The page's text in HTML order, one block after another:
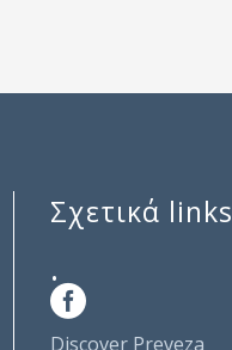
Σχετικά links
.
Discover Preveza